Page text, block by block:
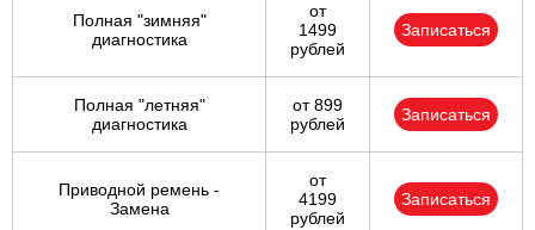
Полная "зимняя"
диагностика
от
1499
рублей
Записаться
Полная "летняя"
диагностика
от 899
рублей
Записаться
Приводной ремень -
Замена
от
4199
рублей
Записаться